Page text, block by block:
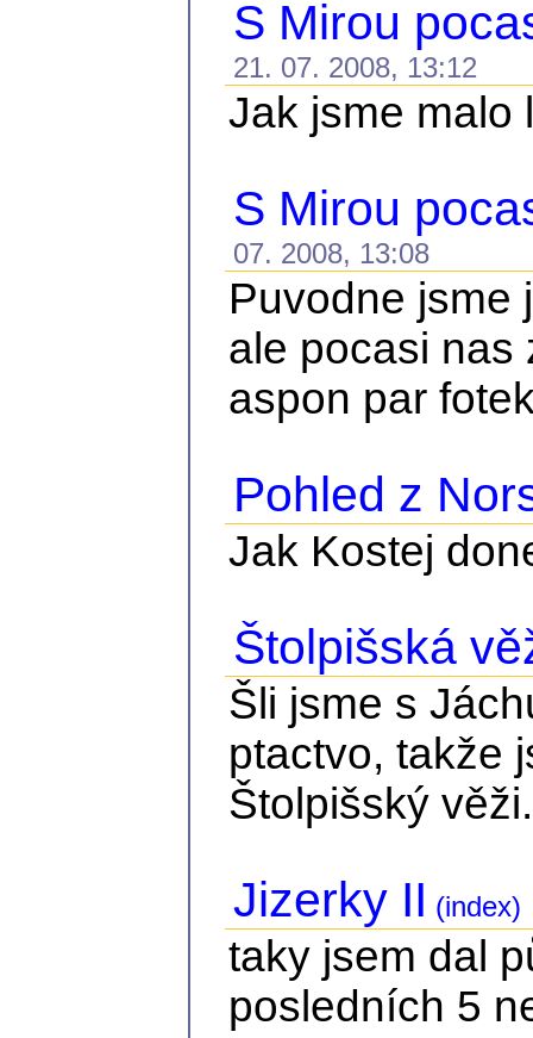
S Mirou
21. 07. 2008, 13:12
Jak jsme malo
S Mirou
07. 2008, 13:08
Puvodne jsme
ale pocasi nas
aspon par
Pohled z
Jak Kostej
Štolpišská
Šli jsme s
ptactvo, takže
Štolpišský věži.
Jizerky II (index)
taky jsem dal
posledních 5